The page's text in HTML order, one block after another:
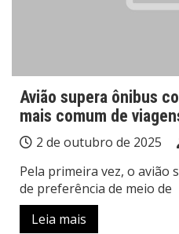
Avião supera ônibus
mais comum de
2 de outubro de 2025
Pela primeira vez, o avião
de preferência de meio de
Leia mais